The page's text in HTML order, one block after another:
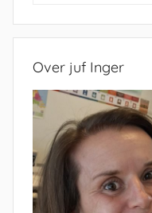
Over juf Inger